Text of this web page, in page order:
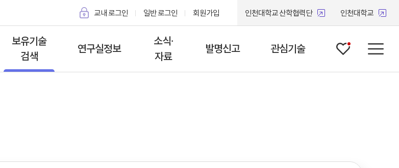
교내 로그인 일반 로그인 회원가입 인천대학교 산학협력단 인천대학교
보유기술
검색
연구실정보
소식·
자료
소개
발명신고 관심기술